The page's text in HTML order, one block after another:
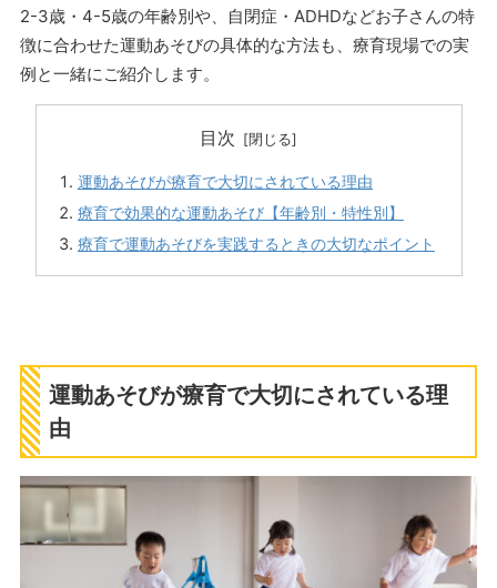
2-3歳・4-5歳の年齢別や、自閉症・ADHDなどお子さんの特
徴に合わせた運動あそびの具体的な方法も、療育現場での実
例と一緒にご紹介します。
目次
運動あそびが療育で大切にされている理由
療育で効果的な運動あそび【年齢別・特性別】
療育で運動あそびを実践するときの大切なポイント
運動あそびが療育で大切にされている理
由